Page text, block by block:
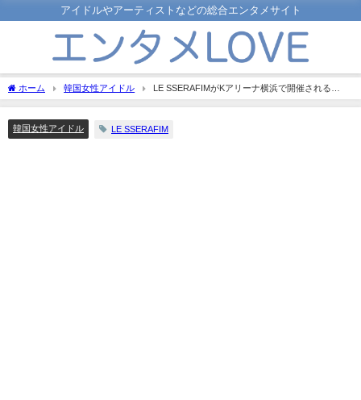
アイドルやアーティストなどの総合エンタメサイト
ホーム 韓国女性アイドル
LE SSERAFIMがKアリーナ横浜で開催される
「ZOZOFES」に出演！気になる内容は？
韓国女性アイドル LE SSERAFIM